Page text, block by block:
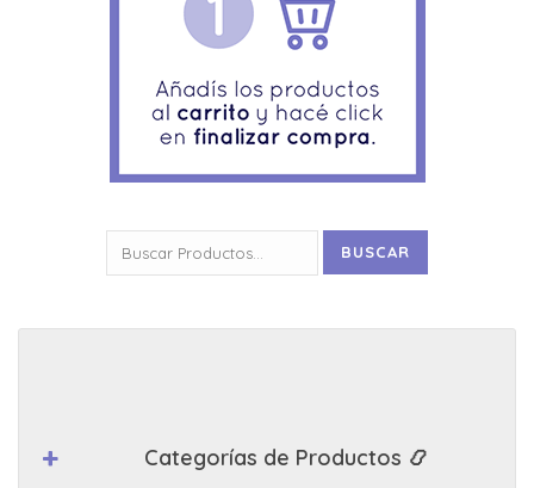
por:
BUSCAR
Categorías de Productos 📿